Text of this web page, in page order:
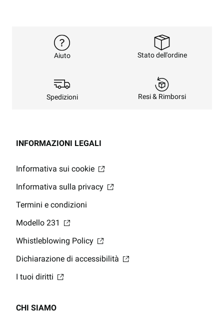
Aiuto Stato dell'ordine
Spedizioni Resi & Rimborsi
INFORMAZIONI LEGALI
Informativa sui cookie
Informativa sulla privacy
Termini e condizioni
Modello 231
Whistleblowing Policy
Dichiarazione di accessibilità
I tuoi diritti
CHI SIAMO